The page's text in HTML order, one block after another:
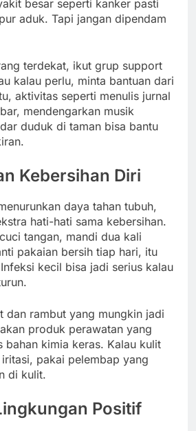
besar seperti kanker pasti
aduk. Tapi jangan dipendam
terdekat, ikut grup support
kalau perlu, minta bantuan dari
aktivitas seperti menulis jurnal
mendengarkan musik
duduk di taman bisa bantu
Kebersihan Diri
daya tahan tubuh,
hati-hati sama kebersihan.
tangan, mandi dua kali
pakaian bersih tiap hari, itu
kecil bisa jadi serius kalau
dan rambut yang mungkin jadi
produk perawatan yang
bahan kimia keras. Kalau kulit
pakai pelembap yang
di kulit.
Positif